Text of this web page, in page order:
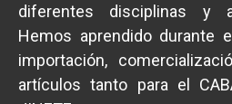
diferentes disciplinas y
Hemos aprendido durante
importación,
artículos tanto para el